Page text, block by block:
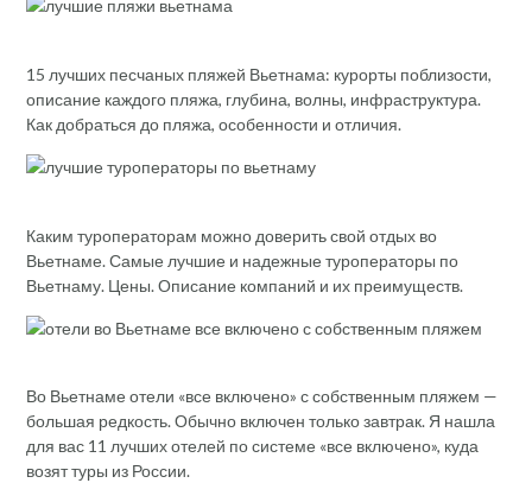
15 лучших песчаных пляжей Вьетнама: курорты поблизости,
описание каждого пляжа, глубина, волны, инфраструктура.
Как добраться до пляжа, особенности и отличия.
Каким туроператорам можно доверить свой отдых во
Вьетнаме. Самые лучшие и надежные туроператоры по
Вьетнаму. Цены. Описание компаний и их преимуществ.
Во Вьетнаме отели «все включено» с собственным пляжем —
большая редкость. Обычно включен только завтрак. Я нашла
для вас 11 лучших отелей по системе «все включено», куда
возят туры из России.